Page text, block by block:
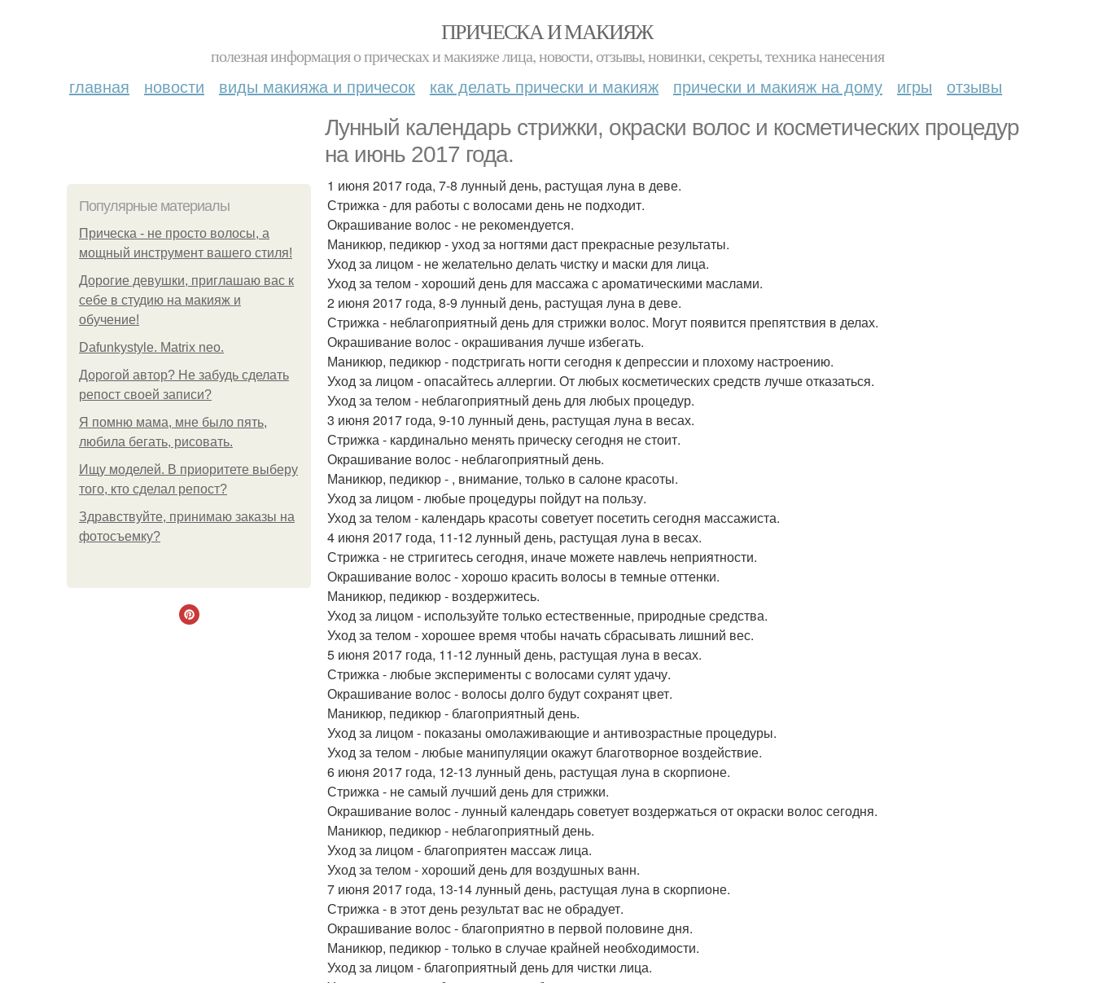
ПРИЧЕСКА И МАКИЯЖ
полезная информация о прическах и макияже лица, новости, отзывы, новинки, секреты, техника нанесения
главная новости виды макияжа и причесок как делать прически и макияж прически и макияж на дому игры отзывы
Лунный календарь стрижки, окраски волос и косметических процедур
на июнь 2017 года.
Популярные материалы
Прическа - не просто волосы, а
мощный инструмент вашего стиля!
Дорогие девушки, приглашаю вас к
себе в студию на макияж и
обучение!
Dafunkystyle. Matrix neo.
Дорогой автор? Не забудь сделать
репост своей записи?
Я помню мама, мне было пять,
любила бегать, рисовать.
Ищу моделей. В приоритете выберу
того, кто сделал репост?
Здравствуйте, принимаю заказы на
фотосъемку?
1 июня 2017 года, 7-8 лунный день, растущая луна в деве.
Стрижка - для работы с волосами день не подходит.
Окрашивание волос - не рекомендуется.
Маникюр, педикюр - уход за ногтями даст прекрасные результаты.
Уход за лицом - не желательно делать чистку и маски для лица.
Уход за телом - хороший день для массажа с ароматическими маслами.
2 июня 2017 года, 8-9 лунный день, растущая луна в деве.
Стрижка - неблагоприятный день для стрижки волос. Могут появится препятствия в делах.
Окрашивание волос - окрашивания лучше избегать.
Маникюр, педикюр - подстригать ногти сегодня к депрессии и плохому настроению.
Уход за лицом - опасайтесь аллергии. От любых косметических средств лучше отказаться.
Уход за телом - неблагоприятный день для любых процедур.
3 июня 2017 года, 9-10 лунный день, растущая луна в весах.
Стрижка - кардинально менять прическу сегодня не стоит.
Окрашивание волос - неблагоприятный день.
Маникюр, педикюр - , внимание, только в салоне красоты.
Уход за лицом - любые процедуры пойдут на пользу.
Уход за телом - календарь красоты советует посетить сегодня массажиста.
4 июня 2017 года, 11-12 лунный день, растущая луна в весах.
Стрижка - не стригитесь сегодня, иначе можете навлечь неприятности.
Окрашивание волос - хорошо красить волосы в темные оттенки.
Маникюр, педикюр - воздержитесь.
Уход за лицом - используйте только естественные, природные средства.
Уход за телом - хорошее время чтобы начать сбрасывать лишний вес.
5 июня 2017 года, 11-12 лунный день, растущая луна в весах.
Стрижка - любые эксперименты с волосами сулят удачу.
Окрашивание волос - волосы долго будут сохранят цвет.
Маникюр, педикюр - благоприятный день.
Уход за лицом - показаны омолаживающие и антивозрастные процедуры.
Уход за телом - любые манипуляции окажут благотворное воздействие.
6 июня 2017 года, 12-13 лунный день, растущая луна в скорпионе.
Стрижка - не самый лучший день для стрижки.
Окрашивание волос - лунный календарь советует воздержаться от окраски волос сегодня.
Маникюр, педикюр - неблагоприятный день.
Уход за лицом - благоприятен массаж лица.
Уход за телом - хороший день для воздушных ванн.
7 июня 2017 года, 13-14 лунный день, растущая луна в скорпионе.
Стрижка - в этот день результат вас не обрадует.
Окрашивание волос - благоприятно в первой половине дня.
Маникюр, педикюр - только в случае крайней необходимости.
Уход за лицом - благоприятный день для чистки лица.